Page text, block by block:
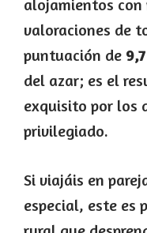
alojamientos con
valoraciones de
puntuación de
del azar; es el
exquisito por los
privilegiado.
Si viajáis en
especial, este es